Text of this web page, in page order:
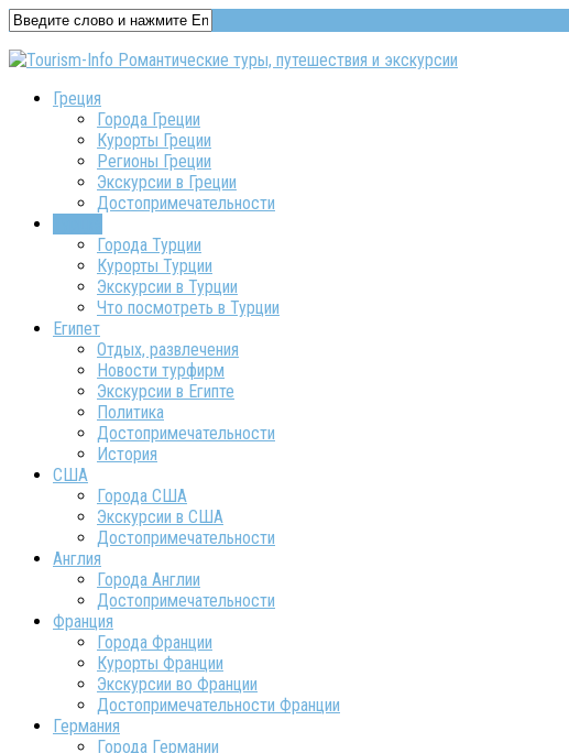
Греция
Города Греции
Курорты Греции
Регионы Греции
Экскурсии в Греции
Достопримечательности
Города Турции
Курорты Турции
Экскурсии в Турции
Что посмотреть в Турции
Египет
Отдых, развлечения
Новости турфирм
Экскурсии в Египте
Политика
Достопримечательности
История
США
Города США
Экскурсии в США
Достопримечательности
Англия
Города Англии
Достопримечательности
Франция
Города Франции
Курорты Франции
Экскурсии во Франции
Достопримечательности Франции
Германия
Города Германии